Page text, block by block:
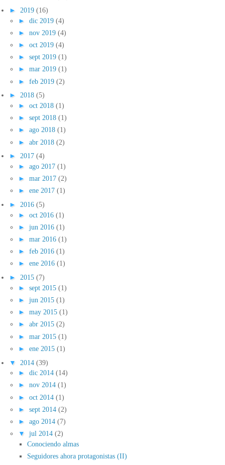
► 2019 (16)
► dic 2019 (4)
► nov 2019 (4)
► oct 2019 (4)
► sept 2019 (1)
► mar 2019 (1)
► feb 2019 (2)
► 2018 (5)
► oct 2018 (1)
► sept 2018 (1)
► ago 2018 (1)
► abr 2018 (2)
► 2017 (4)
► ago 2017 (1)
► mar 2017 (2)
► ene 2017 (1)
► 2016 (5)
► oct 2016 (1)
► jun 2016 (1)
► mar 2016 (1)
► feb 2016 (1)
► ene 2016 (1)
► 2015 (7)
► sept 2015 (1)
► jun 2015 (1)
► may 2015 (1)
► abr 2015 (2)
► mar 2015 (1)
► ene 2015 (1)
▼ 2014 (39)
► dic 2014 (14)
► nov 2014 (1)
► oct 2014 (1)
► sept 2014 (2)
► ago 2014 (7)
▼ jul 2014 (2)
Conociendo almas
Seguidores ahora protagonistas (II)